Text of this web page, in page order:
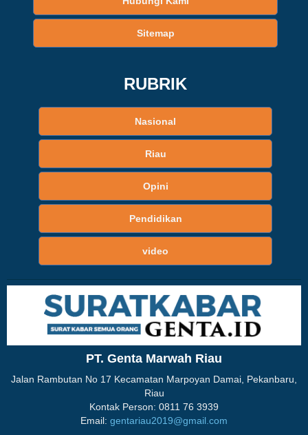
Sitemap
RUBRIK
Nasional
Riau
Opini
Pendidikan
video
PT. Genta Marwah Riau
Jalan Rambutan No 17 Kecamatan Marpoyan Damai, Pekanbaru,
Riau
Kontak Person: 0811 76 3939
Email: gentariau2019@gmail.com